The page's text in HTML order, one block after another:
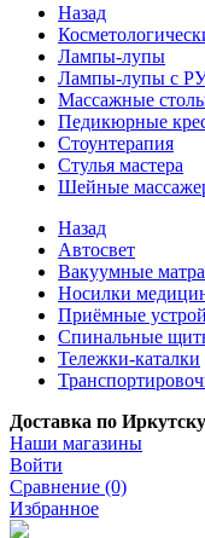
Назад
Лампы-лупы
Лампы-лупы с
Массажные
Педикюрные
Стоунтерапия
Стулья мастера
Шейные
Назад
Автосвет
Вакуумные
Носилки
Приёмные
Спинальные
Тележки-каталки
Доставка по
Наши магазины
Войти
Сравнение (0)
Избранное